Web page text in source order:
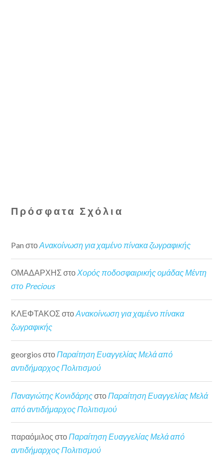
Πρόσφατα Σχόλια
Pan στοΑνακοίνωση για χαμένο πίνακα ζωγραφικής
ΟΜΑΔΑΡΧΗΣ στοΧορός ποδοσφαιρικής ομάδας Μέντη
στο Precious
ΚΛΕΦΤΑΚΟΣ στοΑνακοίνωση για χαμένο πίνακα
ζωγραφικής
georgios στοΠαραίτηση Ευαγγελίας Μελά από
αντιδήμαρχος Πολιτισμού
Παναγιώτης Κονιδάρηςστο Παραίτηση Ευαγγελίας Μελά
από αντιδήμαρχος Πολιτισμού
παραόμιλος στοΠαραίτηση Ευαγγελίας Μελά από
αντιδήμαρχος Πολιτισμού